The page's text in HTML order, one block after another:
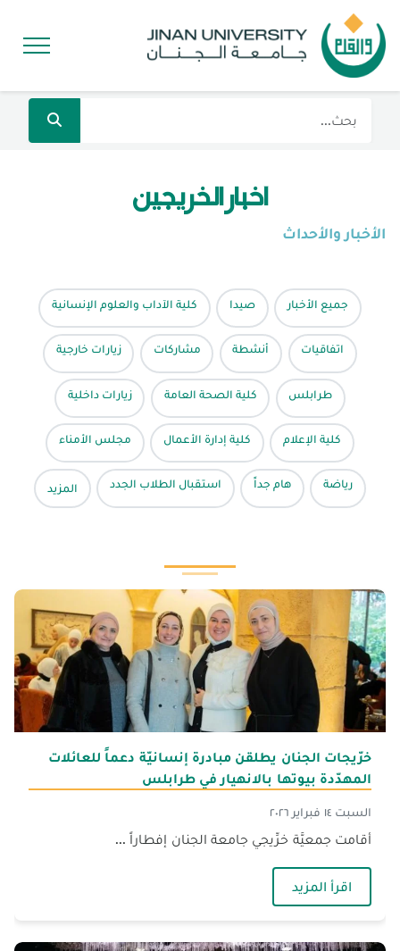
أخبار الخريجين
الأخبار والأحداث
جميع الأخبار صيدا كلية الآداب والعلوم الإنسانية
اتفاقيات أنشطة مشاركات زيارات خارجية
طرابلس كلية الصحة العامة زيارات داخلية
كلية الإعلام كلية إدارة الأعمال مجلس الأمناء
رياضة هام جداً استقبال الطلاب الجدد المزيد
خرّيجات الجنان يطلقن مبادرة إنسانيّة دعماً للعائلات
المهدّدة بيوتها بالانهيار في طرابلس
السبت ١٤ فبراير ٢٠٢٦
أقامت جمعيَّة خرِّيجي جامعة الجنان إفطاراً ...
اقرأ المزيد— خرّيجات الجنان يطلقن مبادرة إنسانيّة دعماً